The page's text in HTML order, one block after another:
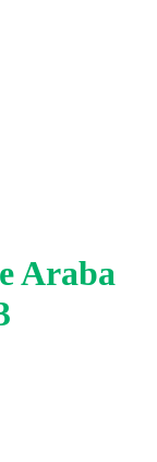
Araba